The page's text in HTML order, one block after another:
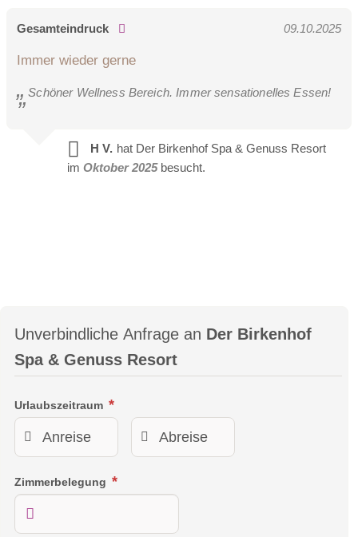
in Wohn- und Schlafraum, sondern besticht mit 180° Traum-
Panorama. Freuen Sie sich auf romantische Stunden zu
Gesamteindruck 09.10.2025
Immer wieder gerne
Schöner Wellness Bereich. Immer sensationelles Essen!
H V. hat Der Birkenhof Spa & Genuss Resort
im Oktober 2025 besucht.
Unverbindliche Anfrage an Der Birkenhof
Spa & Genuss Resort
Urlaubszeitraum
Zimmerbelegung